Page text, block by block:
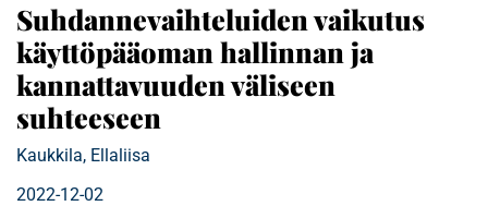
Suhdannevaihteluiden vaikutus
käyttöpääoman hallinnan ja
kannattavuuden väliseen
suhteeseen
Kaukkila, Ellaliisa
2022-12-02